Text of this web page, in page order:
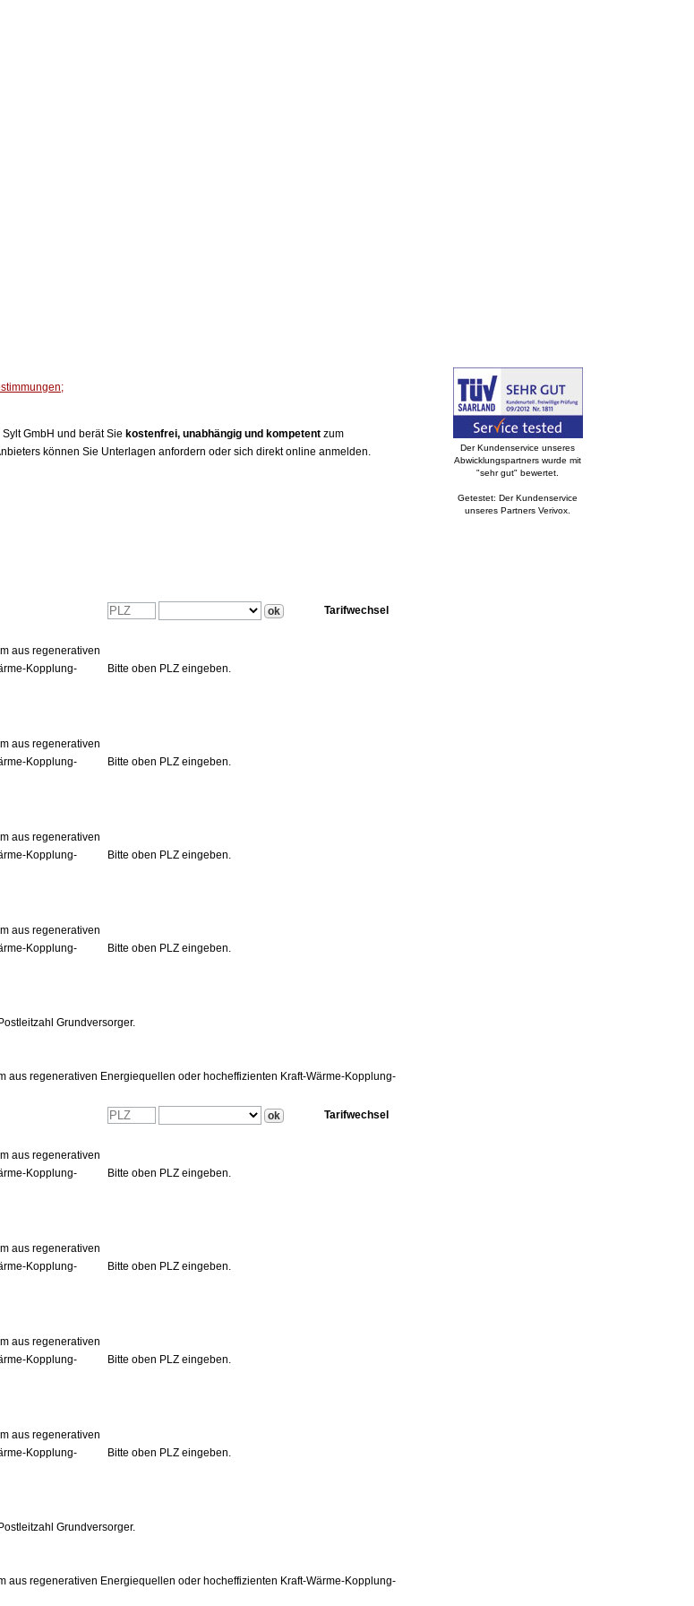
GmbH und berät Sie kostenfrei, unabhängig und kompetent zum
können Sie Unterlagen anfordern oder sich direkt online anmelden.
Tarifwechsel
aus regenerativen
Kopplung-
Bitte oben PLZ eingeben.
aus regenerativen
Kopplung-
Bitte oben PLZ eingeben.
aus regenerativen
Kopplung-
Bitte oben PLZ eingeben.
aus regenerativen
Kopplung-
Bitte oben PLZ eingeben.
Grundversorger.
aus regenerativen Energiequellen oder hocheffizienten Kraft-Wärme-Kopplung-
Tarifwechsel
aus regenerativen
Kopplung-
Bitte oben PLZ eingeben.
aus regenerativen
Kopplung-
Bitte oben PLZ eingeben.
aus regenerativen
Kopplung-
Bitte oben PLZ eingeben.
aus regenerativen
Kopplung-
Bitte oben PLZ eingeben.
Grundversorger.
aus regenerativen Energiequellen oder hocheffizienten Kraft-Wärme-Kopplung-
Der Kundenservice unseres
Abwicklungspartners wurde mit
"sehr gut" bewertet.
Getestet: Der Kundenservice
unseres Partners Verivox.